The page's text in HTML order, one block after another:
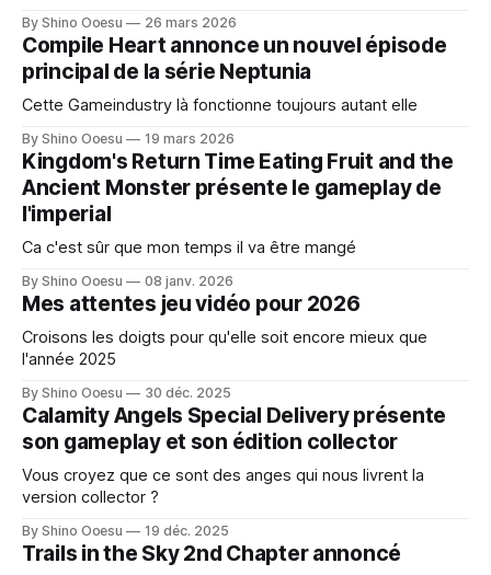
By Shino Ooesu 26 mars 2026
Compile Heart annonce un nouvel épisode
principal de la série Neptunia
Cette Gameindustry là fonctionne toujours autant elle
By Shino Ooesu 19 mars 2026
Kingdom's Return Time Eating Fruit and the
Ancient Monster présente le gameplay de
l'imperial
Ca c'est sûr que mon temps il va être mangé
By Shino Ooesu 08 janv. 2026
Mes attentes jeu vidéo pour 2026
Croisons les doigts pour qu'elle soit encore mieux que
l'année 2025
By Shino Ooesu 30 déc. 2025
Calamity Angels Special Delivery présente
son gameplay et son édition collector
Vous croyez que ce sont des anges qui nous livrent la
version collector ?
By Shino Ooesu 19 déc. 2025
Trails in the Sky 2nd Chapter annoncé